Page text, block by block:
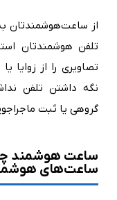
از ساعت‌هوشمندتان
تلفن هوشمندتان
تصاویری را از زوایا
نگه داشتن تلفن
گروهی یا ثبت
ساعت هوشمند
ساعت‌‌های